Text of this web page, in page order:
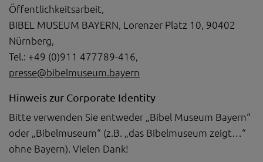
Öffentlichkeitsarbeit,
BIBEL MUSEUM BAYERN, Lorenzer Platz 10, 90402
Nürnberg,
Tel.: +49 (0)911 477789-416,
presse@bibelmuseum.bayern
Hinweis zur Corporate Identity
Bitte verwenden Sie entweder „Bibel Museum Bayern“
oder „Bibelmuseum“ (z.B. „das Bibelmuseum zeigt…“
ohne Bayern). Vielen Dank!